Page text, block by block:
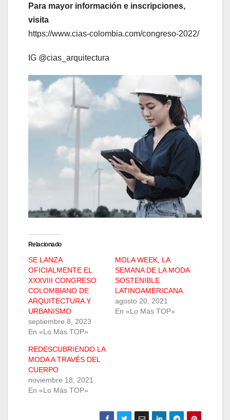
Para mayor información e inscripciones,
visita
https://www.cias-colombia.com/congreso-2022/
IG @cias_arquitectura
Relacionado
SE LANZA
OFICIALMENTE EL
XXXVIII CONGRESO
COLOMBIANO DE
ARQUITECTURA Y
URBANISMO
septiembre 8, 2023
En «Lo Más TOP»
MOLA WEEK, LA
SEMANA DE LA MODA
SOSTENIBLE
LATINOAMERICANA
agosto 20, 2021
En «Lo Más TOP»
REDESCUBRIENDO LA
MODA A TRAVÉS DEL
CUERPO
noviembre 18, 2021
En «Lo Más TOP»